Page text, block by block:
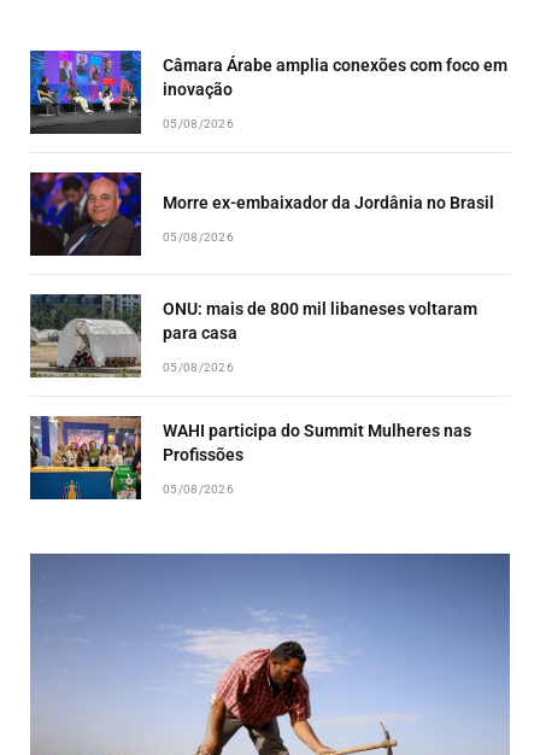
Câmara Árabe amplia conexões com foco em
inovação
05/08/2026
Morre ex-embaixador da Jordânia no Brasil
05/08/2026
ONU: mais de 800 mil libaneses voltaram
para casa
05/08/2026
WAHI participa do Summit Mulheres nas
Profissões
05/08/2026